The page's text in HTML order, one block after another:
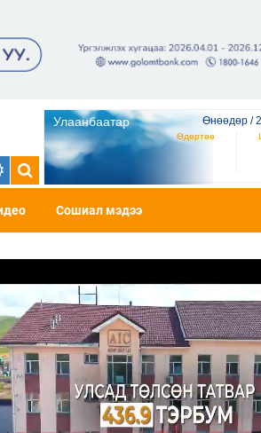
Улаанбаатар Өнөөдөр /
Өдөртөө
Сошиал мэдээ